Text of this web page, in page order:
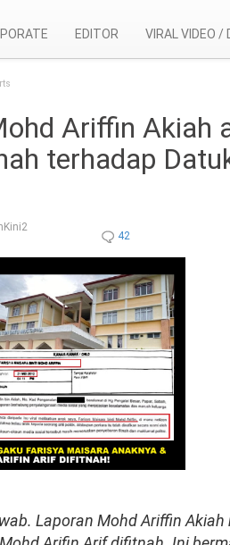
EDITOR VIRAL VIDEO /
Ariffin Akiah
terhadap
42
Laporan Mohd Ariffin